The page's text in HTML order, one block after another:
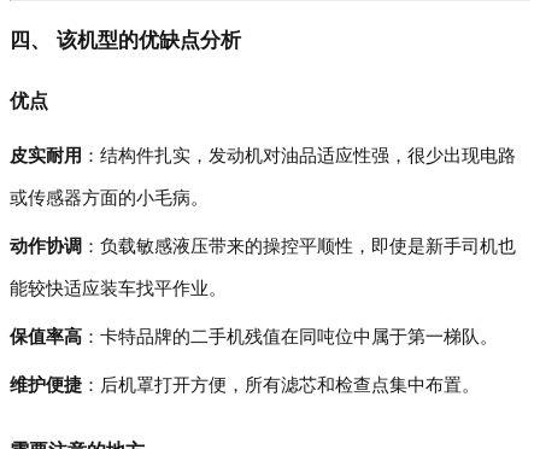
四、 该机型的优缺点分析
优点
皮实耐用 ：结构件扎实，发动机对油品适应性强，很少出现电路
或传感器方面的小毛病。
动作协调 ：负载敏感液压带来的操控平顺性，即使是新手司机也
能较快适应装车找平作业。
保值率高 ：卡特品牌的二手机残值在同吨位中属于第一梯队。
维护便捷 ：后机罩打开方便，所有滤芯和检查点集中布置。